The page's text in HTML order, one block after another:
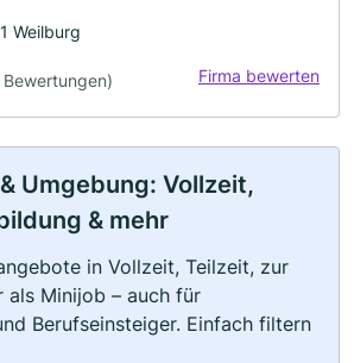
Weilburg
Bewertungen) Firma bewerten
Umgebung: Vollzeit,
& mehr
in Vollzeit, Teilzeit, zur
als Minijob – auch für
Berufseinsteiger. Einfach filtern